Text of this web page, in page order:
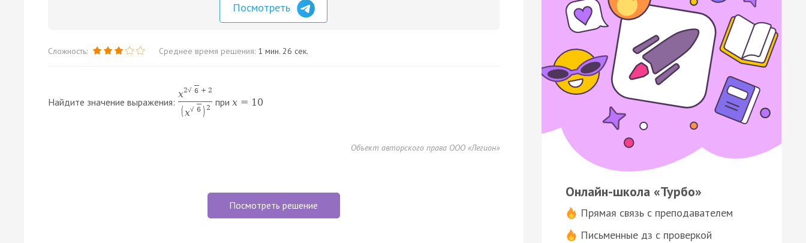
Посмотреть
Сложность: Среднее время решения: 1 мин. 26 сек.
Найдите значение выражения:
x2√ 6 + 2
(x√ 6 ) 2
при x = 10
Объект авторского права ООО «Легион»
Посмотреть решение
Онлайн-школа «Турбо»
Прямая связь с преподавателем
Письменные дз с проверкой